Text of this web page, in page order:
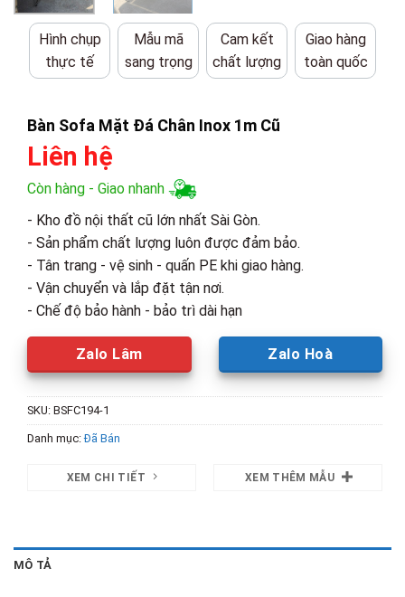
Hình chụp
thực tế
Mẫu mã
sang trọng
Cam kết
chất lượng
Giao hàng
toàn quốc
Bàn Sofa Mặt Đá Chân Inox 1m Cũ
Liên hệ
Còn hàng - Giao nhanh
- Kho đồ nội thất cũ lớn nhất Sài Gòn.
- Sản phẩm chất lượng luôn được đảm bảo.
- Tân trang - vệ sinh - quấn PE khi giao hàng.
- Vận chuyển và lắp đặt tận nơi.
- Chế độ bảo hành - bảo trì dài hạn
Zalo Lâm Zalo Hoà
SKU: BSFC194-1
Danh mục:Đã Bán
XEM CHI TIẾT XEM THÊM MẪU
MÔ TẢ